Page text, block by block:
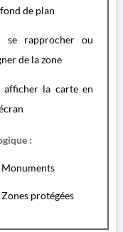
de plan
se rapprocher ou
de la zone
afficher la carte en
:
Monuments
Zones protégées